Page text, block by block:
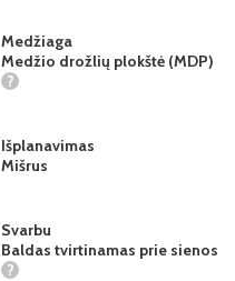
Medžiaga
Medžio drožlių plokštė (MDP)
?
Išplanavimas
Mišrus
Svarbu
Baldas tvirtinamas prie sienos
?